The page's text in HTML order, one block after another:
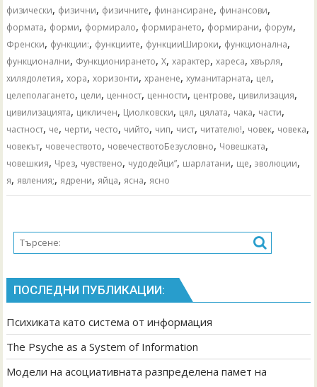
физически, физични, физичните, финансиране, финансови,
формата, форми, формирало, формирането, формирани, форум,
Френски, функции:, функциите, функцииШироки, функционална,
функционални, Функционирането,Х,характер,хареса,хвърля,
хилядолетия,хора,хоризонти,хранене,хуманитарната, цел,
целеполагането, цели, ценност, ценности, центрове, цивилизация,
цивилизацията, цикличен, Циолковски, цял, цялата, чака, части,
частност, че, черти, често, чийто, чип, чист, читателю!, човек, човека,
човекът, човечеството, човечествотоБезусловно, Човешката,
човешкия, Чрез, чувствено, чудодейци”, шарлатани, ще,эволюции,
я, явления;, ядрени, яйца, ясна, ясно
ПОСЛЕДНИ ПУБЛИКАЦИИ:
Психиката като система от информация
The Psyche as a System of Information
Модели на асоциативната разпределена памет на